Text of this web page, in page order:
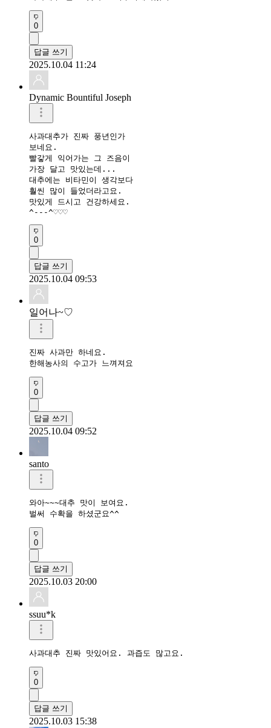
0
답글 쓰기
2025.10.04 11:24
Dynamic Bountiful Joseph
사과대추가 진짜 풍년인가
보네요.
빨갛게 익어가는 그 즈음이
가장 달고 맛있는데...
대추에는 비타민이 생각보다
훨씬 많이 들었더라고요.
맛있게 드시고 건강하세요.
^---^♡♡♡
0
답글 쓰기
2025.10.04 09:53
일어나~♡
진짜 사과만 하네요.
한해농사의 수고가 느껴져요
0
답글 쓰기
2025.10.04 09:52
santo
와아~~~대추 맛이 보여요.
벌써 수확을 하셨군요^^
0
답글 쓰기
2025.10.03 20:00
ssuu*k
사과대추 진짜 맛있어요. 과즙도 많고요.
0
답글 쓰기
2025.10.03 15:38